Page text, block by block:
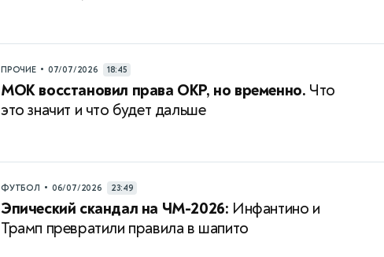
ПРОЧИЕ • 07/07/2026 18:45
МОК восстановил права ОКР, но временно. Что
это значит и что будет дальше
ФУТБОЛ • 06/07/2026 23:49
Эпический скандал на ЧМ-2026: Инфантино и
Трамп превратили правила в шапито